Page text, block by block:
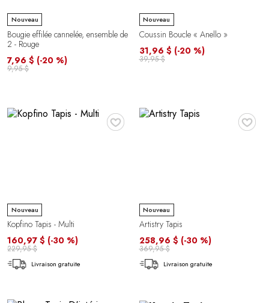
Nouveau
Bougie effilée cannelée, ensemble de
2 - Rouge
7,96 $ (-20 %)
9,95 $
Nouveau
Coussin Boucle « Anello »
31,96 $ (-20 %)
39,95 $
♥
Nouveau
Kopfino Tapis - Multi
160,97 $ (-30 %)
229,95 $
Livraison gratuite
♥
Nouveau
Artistry Tapis
258,96 $ (-30 %)
369,95 $
Livraison gratuite